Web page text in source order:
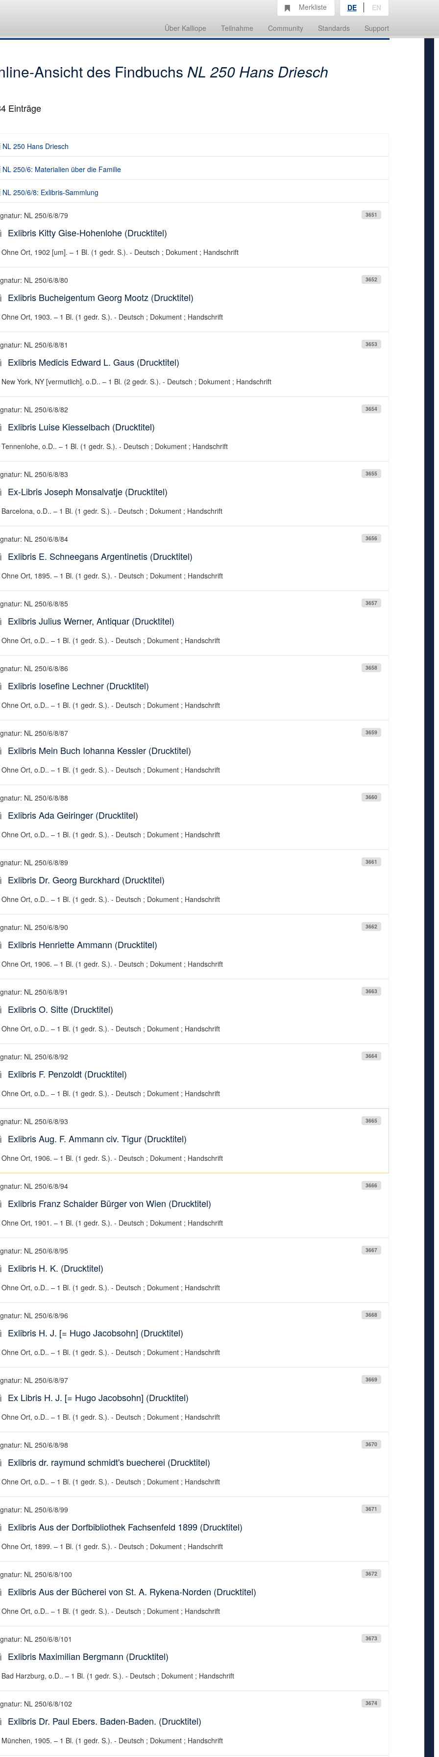
Über Kalliope Teilnahme Community Standards Support
Merkliste DE EN
Ansicht des Findbuchs NL 250 Hans Driesch
Einträge
NL 250 Hans Driesch
NL 250/6: Materialien über die Familie
NL 250/6/8: Exlibris-Sammlung
3651
NL 250/6/8/79
Exlibris Kitty Gise-Hohenlohe (Drucktitel)
Ohne Ort, 1902 [um]. – 1 Bl. (1 gedr. S.). - Deutsch ; Dokument ; Handschrift
3652
NL 250/6/8/80
Exlibris Bucheigentum Georg Mootz (Drucktitel)
Ohne Ort, 1903. – 1 Bl. (1 gedr. S.). - Deutsch ; Dokument ; Handschrift
3653
NL 250/6/8/81
Exlibris Medicis Edward L. Gaus (Drucktitel)
New York, NY [vermutlich], o.D.. – 1 Bl. (2 gedr. S.). - Deutsch ; Dokument ; Handschrift
3654
NL 250/6/8/82
Exlibris Luise Kiesselbach (Drucktitel)
Tennenlohe, o.D.. – 1 Bl. (1 gedr. S.). - Deutsch ; Dokument ; Handschrift
3655
NL 250/6/8/83
Ex-Libris Joseph Monsalvatje (Drucktitel)
Barcelona, o.D.. – 1 Bl. (1 gedr. S.). - Deutsch ; Dokument ; Handschrift
3656
NL 250/6/8/84
Exlibris E. Schneegans Argentinetis (Drucktitel)
Ohne Ort, 1895. – 1 Bl. (1 gedr. S.). - Deutsch ; Dokument ; Handschrift
3657
NL 250/6/8/85
Exlibris Julius Werner, Antiquar (Drucktitel)
Ohne Ort, o.D.. – 1 Bl. (1 gedr. S.). - Deutsch ; Dokument ; Handschrift
3658
NL 250/6/8/86
Exlibris Iosefine Lechner (Drucktitel)
Ohne Ort, o.D.. – 1 Bl. (1 gedr. S.). - Deutsch ; Dokument ; Handschrift
3659
NL 250/6/8/87
Exlibris Mein Buch Iohanna Kessler (Drucktitel)
Ohne Ort, o.D.. – 1 Bl. (1 gedr. S.). - Deutsch ; Dokument ; Handschrift
3660
NL 250/6/8/88
Exlibris Ada Geiringer (Drucktitel)
Ohne Ort, o.D.. – 1 Bl. (1 gedr. S.). - Deutsch ; Dokument ; Handschrift
3661
NL 250/6/8/89
Exlibris Dr. Georg Burckhard (Drucktitel)
Ohne Ort, o.D.. – 1 Bl. (1 gedr. S.). - Deutsch ; Dokument ; Handschrift
3662
NL 250/6/8/90
Exlibris Henriette Ammann (Drucktitel)
Ohne Ort, 1906. – 1 Bl. (1 gedr. S.). - Deutsch ; Dokument ; Handschrift
3663
NL 250/6/8/91
Exlibris O. Sitte (Drucktitel)
Ohne Ort, o.D.. – 1 Bl. (1 gedr. S.). - Deutsch ; Dokument ; Handschrift
3664
NL 250/6/8/92
Exlibris F. Penzoldt (Drucktitel)
Ohne Ort, o.D.. – 1 Bl. (1 gedr. S.). - Deutsch ; Dokument ; Handschrift
3665
NL 250/6/8/93
Exlibris Aug. F. Ammann civ. Tigur (Drucktitel)
Ohne Ort, 1906. – 1 Bl. (1 gedr. S.). - Deutsch ; Dokument ; Handschrift
3666
NL 250/6/8/94
Exlibris Franz Schaider Bürger von Wien (Drucktitel)
Ohne Ort, 1901. – 1 Bl. (1 gedr. S.). - Deutsch ; Dokument ; Handschrift
3667
NL 250/6/8/95
Exlibris H. K. (Drucktitel)
Ohne Ort, o.D.. – 1 Bl. (1 gedr. S.). - Deutsch ; Dokument ; Handschrift
3668
NL 250/6/8/96
Exlibris H. J. [= Hugo Jacobsohn] (Drucktitel)
Ohne Ort, o.D.. – 1 Bl. (1 gedr. S.). - Deutsch ; Dokument ; Handschrift
3669
NL 250/6/8/97
Ex Libris H. J. [= Hugo Jacobsohn] (Drucktitel)
Ohne Ort, o.D.. – 1 Bl. (1 gedr. S.). - Deutsch ; Dokument ; Handschrift
3670
NL 250/6/8/98
Exlibris dr. raymund schmidt's buecherei (Drucktitel)
Ohne Ort, o.D.. – 1 Bl. (1 gedr. S.). - Deutsch ; Dokument ; Handschrift
3671
NL 250/6/8/99
Exlibris Aus der Dorfbibliothek Fachsenfeld 1899 (Drucktitel)
Ohne Ort, 1899. – 1 Bl. (1 gedr. S.). - Deutsch ; Dokument ; Handschrift
3672
NL 250/6/8/100
Exlibris Aus der Bücherei von St. A. Rykena-Norden (Drucktitel)
Ohne Ort, o.D.. – 1 Bl. (1 gedr. S.). - Deutsch ; Dokument ; Handschrift
3673
NL 250/6/8/101
Exlibris Maximilian Bergmann (Drucktitel)
Bad Harzburg, o.D.. – 1 Bl. (1 gedr. S.). - Deutsch ; Dokument ; Handschrift
3674
NL 250/6/8/102
Exlibris Dr. Paul Ebers. Baden-Baden. (Drucktitel)
München, 1905. – 1 Bl. (1 gedr. S.). - Deutsch ; Dokument ; Handschrift